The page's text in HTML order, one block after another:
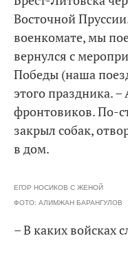
Восточной
военкомате, мы
вернулся с
Победы (наша
этого праздника. –
фронтовиков. По-
закрыл собак,
в дом.
ЕГОР НОСИКОВ С ЖЕНОЙ
ФОТО: АЛИМЖАН БАРАНГУЛОВ
– В каких войсках